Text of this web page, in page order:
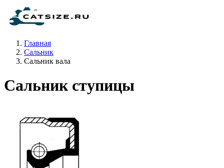
Главная
Сальник
Сальник вала
Сальник ступицы